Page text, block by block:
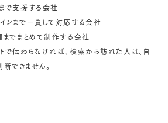
で支援する会社
インまで一貫して対応する会社
までまとめて制作する会社
で伝わらなければ、検索から訪れた人は、自
できません。